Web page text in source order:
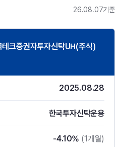
26.08.07기준
크증권자투자신탁UH(주식)
2025.08.28
한국투자신탁운용
-4.10% (1개월)